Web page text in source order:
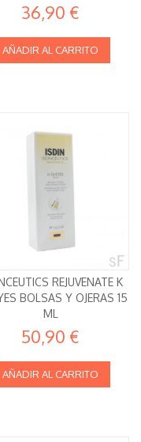
36,90 €
AÑADIR AL CARRITO
REJUVENATE K
BOLSAS Y OJERAS 15
ML
50,90 €
AÑADIR AL CARRITO